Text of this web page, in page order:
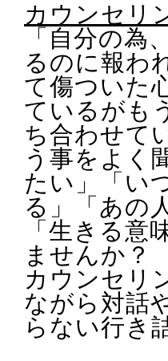
カウンセリ
「自分の為
るのに報わ
て傷ついた
ているがも
ち合わせて
う事をよく
たい」「い
る」「あの
「生きる
ませんか？
カウンセリ
ながら対話
らない行き